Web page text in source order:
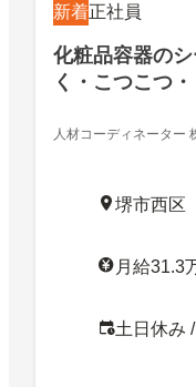
新着正社員
化粧品容器の
く・こつこつ
人材コーディネーター
堺市西区
月給31.3
土日休み